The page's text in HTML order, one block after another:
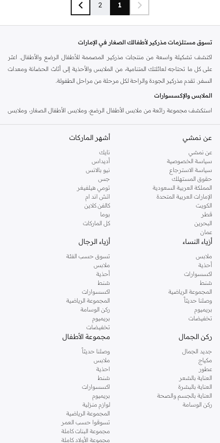
1
2
تسوق مستلزمات مذركير لأطفالك الصغار في الإمارات
اكتشف تشكيلة واسعة من منتجات مذركير المصممة للأطفال الرضع والأطفال. اعثر
على كل ما تحتاجه لعائلتك المتنامية، من الملابس والأحذية إلى أثاث الحضانة ومعدات
السفر. تقدم مذركير الجودة والراحة لكل مرحلة من مراحل الطفولة.
الملابس والإكسسوارات
استكشف مجموعة رائعة من ملابس الأطفال الرضع، وملابس الأطفال الصغار، وملابس
وبنطلونات، وفساتين. لا تنسَ الإكسسوارات مثل القبعات والجوارب والمرايل لإكمال
الحضانة والسفر
جهز غرفة طفلك بمجموعتنا من أسرة الأطفال، والفرش، والمفروشات، والديكور. تأكد
من السفر الآمن والمريح مع مجموعتنا من عربات الأطفال، ومقاعد السيارة، وأسرة
السفر. مذركير تجعل رحلاتك مع أطفالك أسهل.
التغذية والصحة
اعثر على جميع مستلزمات التغذية الخاصة بك، بما في ذلك زجاجات الرضاعة، وأجهزة
التعقيم، وكراسي الطعام، ومنتجات الفطام. تصفح منتجات الصحة والسلامة لدينا، مثل
طفلك وسعادته.
تسوق مذركير في دبي، أبوظبي للحصول على جودة موثوقة وتصاميم مدروسة تدعم
نمو طفلك وراحة بالك.
عن نمشي
عن نمشي
سياسة الخصوصية
سياسة الاسترجاع
حقوق المستهلك
المملكة العربية السعودية
الإمارات العربية المتحدة
الكويت
قطر
البحرين
عمان
أشهر الماركات
نايك
أديداس
نيو بالانس
جس
تومي هيلفيغر
اتش اند ام
كالفن كلاين
بوما
كل الماركات
أزياء النساء
ملابس
أحذية
اكسسوارات
شنط
المجموعة الرياضية
وصلنا حديثاً
بريميوم
تخفيضات
أزياء الرجال
تسوق حسب الفئة
ملابس
أحذية
شنط
اكسسوارات
المجموعة الرياضية
ركن الوسامة
بريميوم
تخفيضات
ركن الجمال
جديد الجمال
مكياج
عطور
العناية بالشعر
العناية بالبشرة
العناية بالجسم والصحة
ركن الوسامة
مجموعة الأطفال
وصلنا حديثاً
ملابس
احذية
شنط
اكسسوارات
بريميوم
لوازم منزلية
المجموعة الرياضية
تسوقوا حسب العمر
مجموعة البنات كاملة
مجموعة الأولاد كاملة